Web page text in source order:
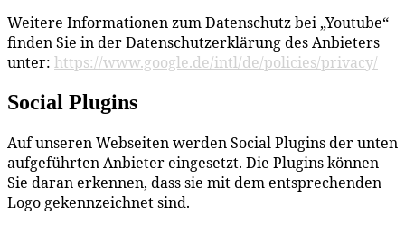
Weitere Informationen zum Datenschutz bei „Youtube“
finden Sie in der Datenschutzerklärung des Anbieters
unter: https://www.google.de/intl/de/policies/privacy/
Social Plugins
Auf unseren Webseiten werden Social Plugins der unten
aufgeführten Anbieter eingesetzt. Die Plugins können
Sie daran erkennen, dass sie mit dem entsprechenden
Logo gekennzeichnet sind.